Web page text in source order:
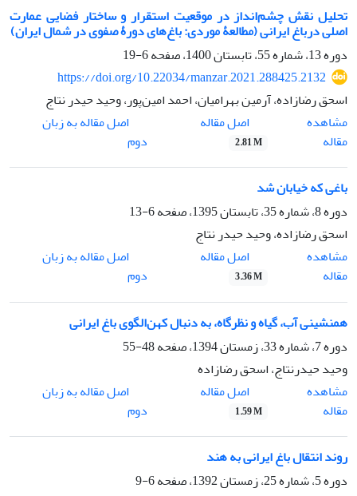
تحلیل نقش چشم‌انداز در موقعیت استقرار و ساختار فضایی عمارت
اصلی درباغ ایرانی (مطالعۀ موردی: باغ‌های دورۀ صفوی در شمال ایران)
دوره 13، شماره 55، تابستان 1400، صفحه
6-19
https://doi.org/10.22034/manzar.2021.288425.2132
اسحق رضازاده، آرمین بهرامیان، احمد امین‌پور، وحید حیدر نتاج
مشاهده
مقاله
اصل مقاله
2.81 M
اصل مقاله به زبان
دوم
باغی که خیابان شد
دوره 8، شماره 35، تابستان 1395، صفحه
6-13
اسحق رضازاده، وحید حیدر نتاج
مشاهده
مقاله
اصل مقاله
3.36 M
اصل مقاله به زبان
دوم
همنشینی آب، گیاه و نظرگاه، به دنبال کهن‌الگوی باغ ایرانی
دوره 7، شماره 33، زمستان 1394، صفحه
48-55
وحید حیدرنتاج، اسحق رضازاده
مشاهده
مقاله
اصل مقاله
1.59 M
اصل مقاله به زبان
دوم
روند انتقال باغ ایرانی به هند
دوره 5، شماره 25، زمستان 1392، صفحه
6-9